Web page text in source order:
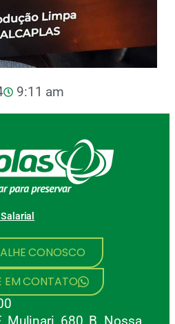
9:11 am
CONOSCO
EM CONTATO